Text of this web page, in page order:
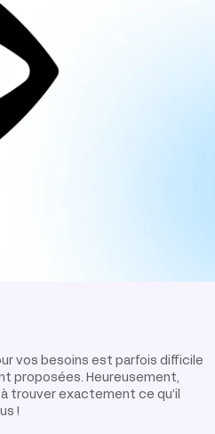
vos besoins est parfois difficile
proposées. Heureusement,
trouver exactement ce qu’il
!